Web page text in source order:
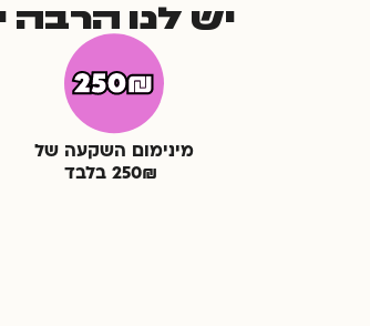
יש לנו הרבה
מינימום השקעה של